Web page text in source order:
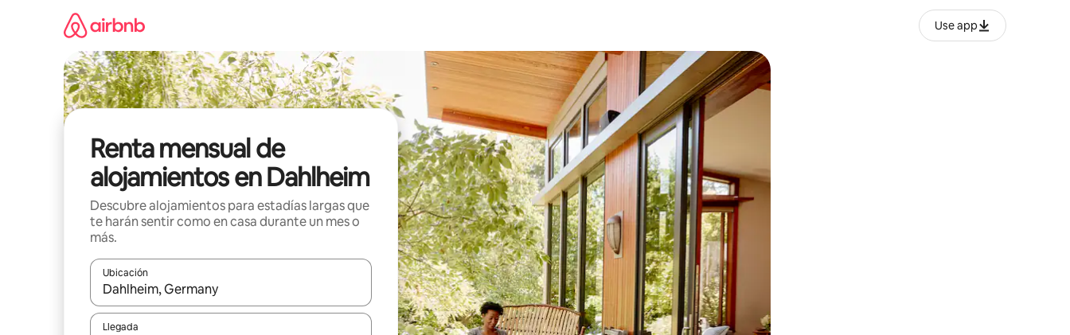
Use app
Renta mensual de
alojamientos en Dahlheim
Descubre alojamientos para estadías largas que
te harán sentir como en casa durante un mes o
más.
Ubicación
Cuando los resultados estén disponibles, navega con las teclas de flecha hacia arriba y hacia abajo o explora con el tacto o desliza el dedo.
Llegada